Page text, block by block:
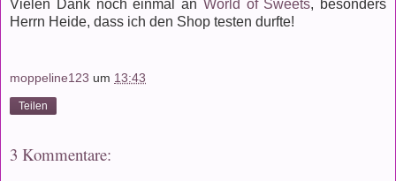
Vielen Dank noch einmal an World of Sweets, besonders
Herrn Heide, dass ich den Shop testen durfte!
moppeline123 um 13:43
Teilen
3 Kommentare: